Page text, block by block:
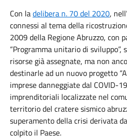
Con ladelibera n. 70 del 2020,
connessi al tema della
2009 della Regione Abruzzo, con
“Programma unitario di
risorse già assegnate, ma non
destinarle ad un nuovo progetto
imprese danneggiate dal COVID-
imprenditoriali localizzate nel
territorio del cratere sismico
superamento della crisi derivata
colpito il Paese.